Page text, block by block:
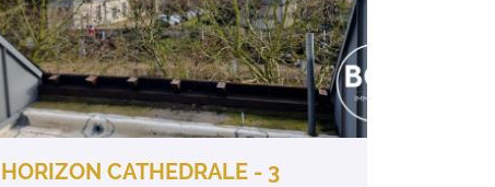
HORIZON CATHEDRALE - 3